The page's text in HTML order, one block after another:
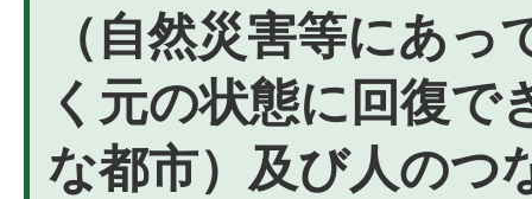
（自然災害等にあっ
く元の状態に回復で
な都市）及び人のつ